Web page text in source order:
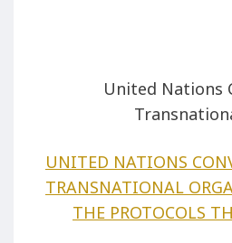
United Nations
UNITED NATIONS
TRANSNATIONAL
THE PROTOCOLS